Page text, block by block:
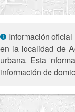
Información
en la localidad de
urbana. Esta
información de